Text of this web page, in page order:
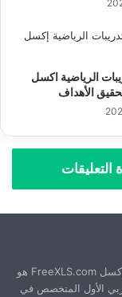
الرياضية اكسل
الأهداف
التعليقات
موقع فري إكسل FreeXLS.com هو
الأول المتخصص في